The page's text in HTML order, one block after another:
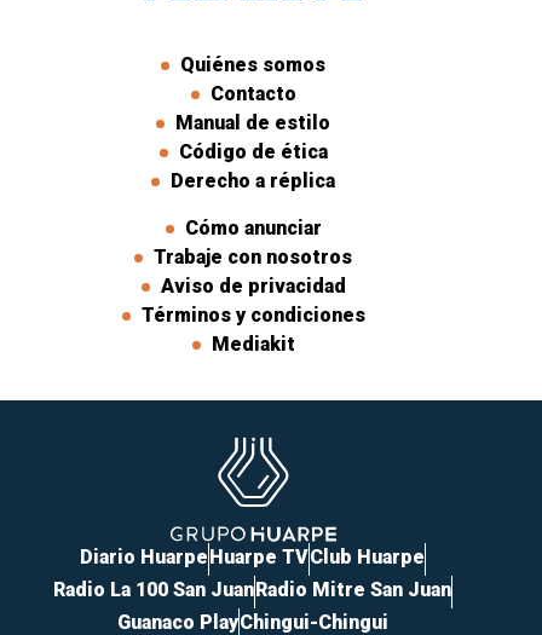
Quiénes somos
Contacto
Manual de estilo
Código de ética
Derecho a réplica
Cómo anunciar
Trabaje con nosotros
Aviso de privacidad
Términos y condiciones
Mediakit
Diario HuarpeHuarpe TVClub Huarpe
Radio La 100 San JuanRadio Mitre San Juan
Guanaco PlayChingui-Chingui